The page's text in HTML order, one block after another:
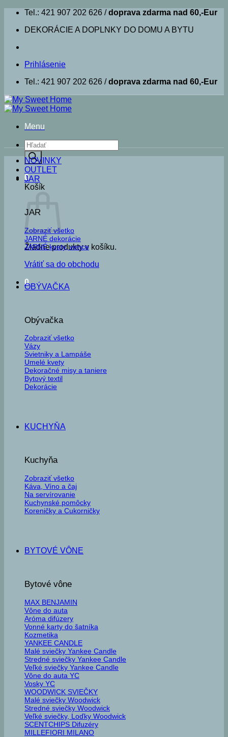
Skip
content
Tel.: 421 907 202 626 /doprava zdarma nad 60,-Eur
DEKORÁCIE A DOPLNKY DO DOMU A BYTU
Prihlásenie
Tel.: 421 907 202 626 /doprava zdarma nad 60,-Eur
Menu
Products
search
0
Košík
Žiadne produkty v košíku.
Vrátiť sa do obchodu
0
NOVINKY
OUTLET
JAR
JAR
Zobraziť všetko
JARNÉ dekorácie
JARNÉ kvety, vence
OBÝVAČKA
Obývačka
Zobraziť všetko
Vázy
Svietniky a Lampáše
Umelé kvety
Dekoračné misy a taniere
Bytový textil
Dekorácie
KUCHYŇA
Kuchyňa
Zobraziť všetko
Káva, Víno a čaj
Na servírovanie
Kuchynské pomôcky
Koreničky a Cukorničky
BYTOVÉ VÔNE
Bytové vône
MAX BENJAMIN
Vône do auta
Aróma difúzery
Vonné karty do šatníka
Kozmetika
YANKEE CANDLE
Malé sviečky Yankee Candle
Stredné sviečky Yankee Candle
Veľké sviečky Yankee Candle
Vône do auta YC
Vosky YC
WOODWICK SVIEČKY
Malé sviečky Woodwick
Stredné sviečky Woodwick
Veľké sviečky, Loďky Woodwick
SCENTCHIPS Difuzéry
MILLEFIORI MILANO